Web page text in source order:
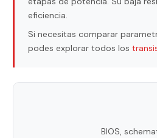
eficiencia.
Si necesitas comparar
podes explorar todos los
BIOS,